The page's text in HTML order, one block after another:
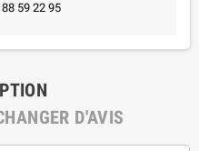
59 22 95
D'AVIS